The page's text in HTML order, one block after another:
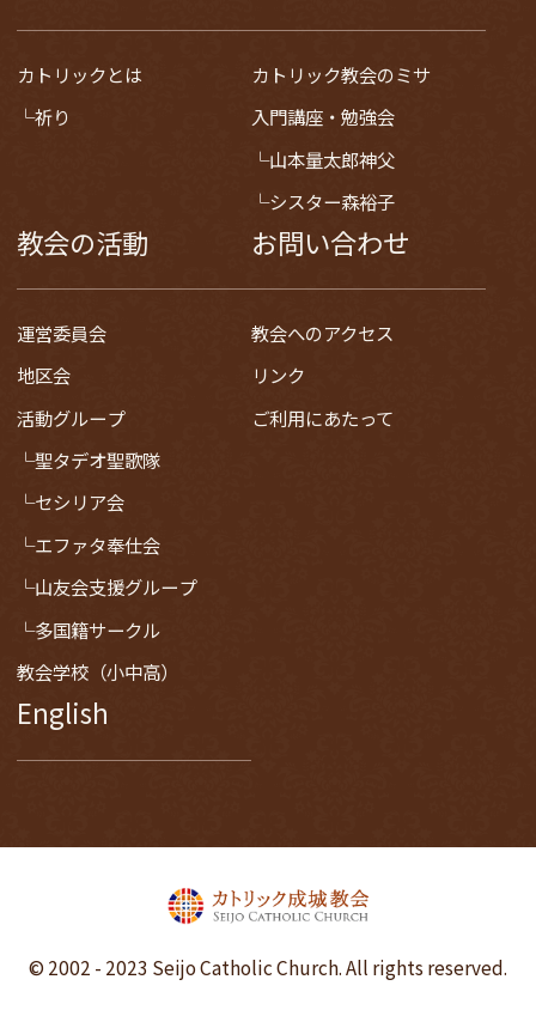
カトリックとは
祈り
カトリック教会のミサ
入門講座・勉強会
山本量太郎神父
シスター森裕子
教会の活動
運営委員会
地区会
活動グループ
聖タデオ聖歌隊
セシリア会
エファタ奉仕会
山友会支援グループ
多国籍サークル
教会学校（小中高）
お問い合わせ
教会へのアクセス
リンク
ご利用にあたって
English
© 2002 - 2023 Seijo Catholic Church. All rights reserved.